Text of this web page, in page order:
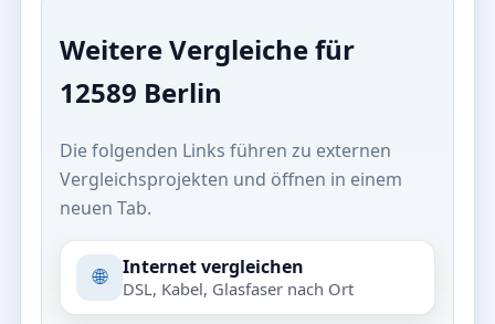
Weitere Vergleiche für
12589 Berlin
Die folgenden Links führen zu externen
Vergleichsprojekten und öffnen in einem
neuen Tab.
🌐 Internet vergleichen
DSL, Kabel, Glasfaser nach Ort